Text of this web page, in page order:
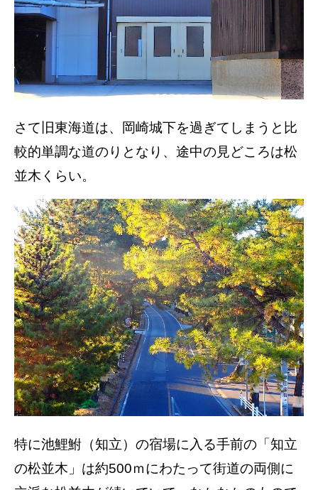
さて旧東海道は、岡崎城下を過ぎてしまうと比
較的単調な道のりとなり、途中の見どころは松
並木くらい。
特に池鯉鮒（知立）の宿場に入る手前の「知立
の松並木」は約500ｍにわたって街道の両側に